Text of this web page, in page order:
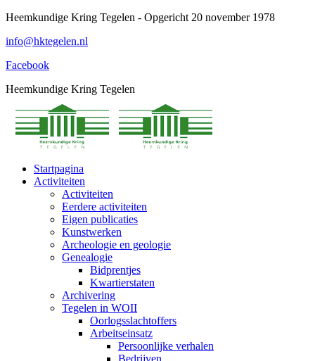
Spring
content
Heemkundige Kring Tegelen - Opgericht 20 november 1978
info@hktegelen.nl
Facebook
Heemkundige Kring Tegelen
Startpagina
Activiteiten
Activiteiten
Eerdere activiteiten
Eigen publicaties
Kunstwerken
Archeologie en geologie
Genealogie
Bidprentjes
Kwartierstaten
Archivering
Tegelen in WOII
Oorlogsslachtoffers
Arbeitseinsatz
Persoonlijke verhalen
Bedrijven